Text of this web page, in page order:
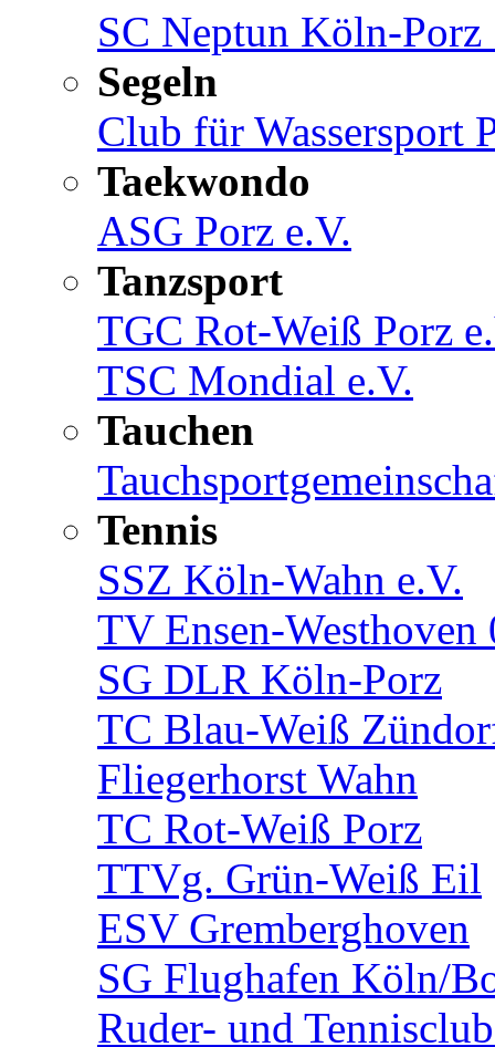
SC Neptun Köln-Porz
Segeln
Club für Wassersport
Taekwondo
ASG Porz e.V.
Tanzsport
TGC Rot-Weiß Porz
TSC Mondial e.V.
Tauchen
Tennis
SSZ Köln-Wahn e.V.
TV Ensen-
SG DLR Köln-Porz
TC Blau-Weiß
Fliegerhorst Wahn
TC Rot-Weiß Porz
TTVg. Grün-Weiß Eil
ESV Gremberghoven
SG Flughafen Köln/
Ruder- und